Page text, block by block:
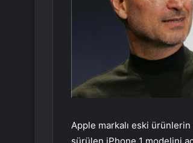
Apple markalı eski ürünlerin